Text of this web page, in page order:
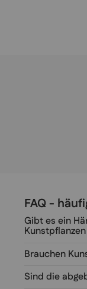
FAQ -
Gibt es ein
Brauchen
Sind die